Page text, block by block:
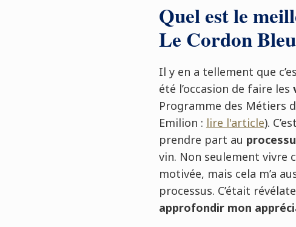
Quel est le
Le Cordon
Il y en a tellement que
été l’occasion de faire les
Programme des Métiers
Emilion : lire l'article).
prendre part au
vin. Non seulement vivre
motivée, mais cela m’a
processus. C’était
approfondir mon